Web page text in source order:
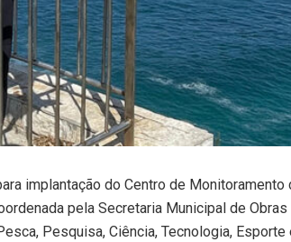
implantação do Centro de Monitoramento
pela Secretaria Municipal de Obras
Pesquisa, Ciência, Tecnologia, Esporte